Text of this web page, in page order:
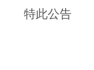
特此公告